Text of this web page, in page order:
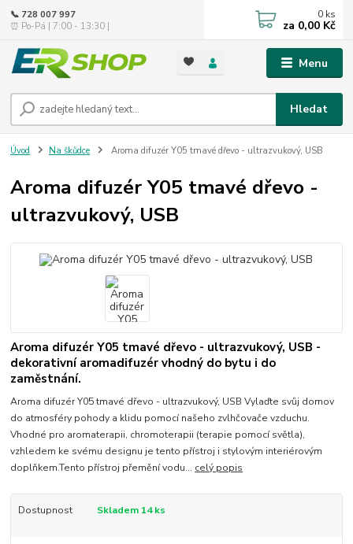
Menu
Hledat
📞 728 007 997
⏰ Po-Pá | 7:00 - 13:30 |
0 ks
za 0,00 Kč
Úvod Na škůdce Aroma difuzér Y05 tmavé dřevo - ultrazvukový, USB
Aroma difuzér Y05 tmavé dřevo -
ultrazvukový, USB
Aroma difuzér Y05 tmavé dřevo - ultrazvukový, USB -
dekorativní aromadifuzér vhodný do bytu i do
zaměstnání.
Aroma difuzér Y05 tmavé dřevo - ultrazvukový, USB Vylaďte svůj domov
do atmosféry pohody a klidu pomocí našeho zvlhčovače vzduchu.
Vhodné pro aromaterapii, chromoterapii (terapie pomocí světla),
vzhledem ke svému designu je tento přístroj i stylovým interiérovým
doplňkem.Tento přístroj přemění vodu... celý popis
Dostupnost Skladem 14 ks